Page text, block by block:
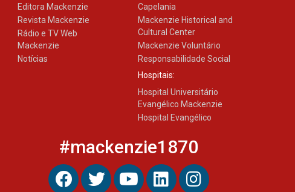
Editora Mackenzie
Revista Mackenzie
Rádio e TV Web
Mackenzie
Notícias
Capelania
Mackenzie Historical and
Cultural Center
Mackenzie Voluntário
Responsabilidade Social
Hospitais:
Hospital Universitário
Evangélico Mackenzie
Hospital Evangélico
#mackenzie1870